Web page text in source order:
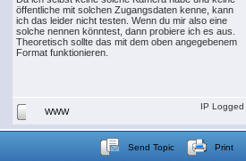
öffentliche mit solchen Zugangsdaten kenne, kann
ich das leider nicht testen. Wenn du mir also eine
solche nennen könntest, dann probiere ich es aus.
Theoretisch sollte das mit dem oben angegebenem
Format funktionieren.
WWW
IP Logged
Send Topic Print